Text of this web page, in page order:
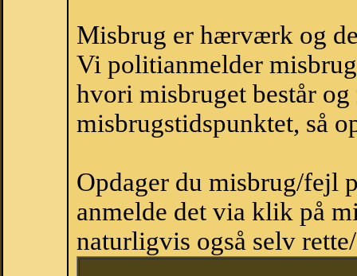
Misbrug er hærværk og
Vi politianmelder
hvori misbruget består
misbrugstidspunktet, så
Opdager du misbrug/fejl
anmelde det via klik på
naturligvis også selv